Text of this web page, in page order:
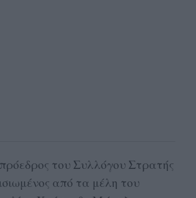
του Συλλόγου Στρατής
από τα μέλη του